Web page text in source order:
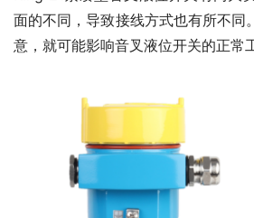
面的不同，导致接线方式也有所不同
意，就可能影响音叉液位开关的正常